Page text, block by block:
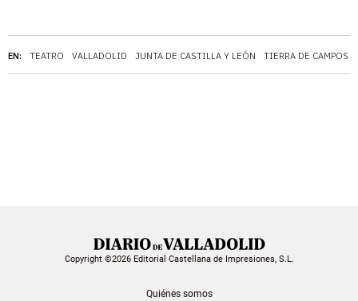
EN: TEATRO VALLADOLID JUNTA DE CASTILLA Y LEÓN TIERRA DE CAMPOS
Copyright ©2026 Editorial Castellana de Impresiones, S.L.
Quiénes somos